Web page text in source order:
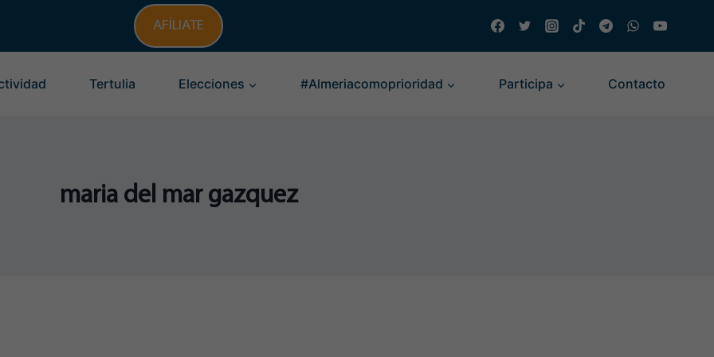
AFÍLIATE
Tertulia Elecciones #Almeriacomoprioridad Participa Contacto
maria del mar gazquez